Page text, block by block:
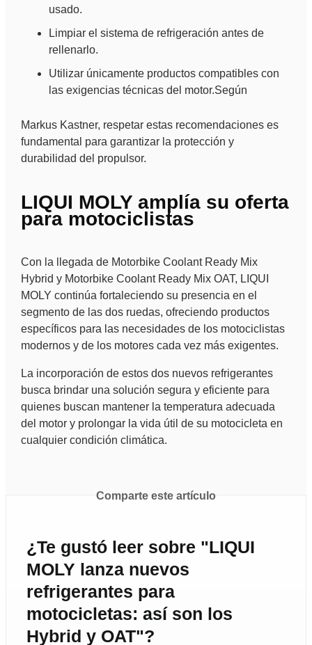
usado.
Limpiar el sistema de refrigeración antes de
rellenarlo.
Utilizar únicamente productos compatibles con
las exigencias técnicas del motor.Según
Markus Kastner, respetar estas recomendaciones es
fundamental para garantizar la protección y
durabilidad del propulsor.
LIQUI MOLY amplía su oferta
para motociclistas
Con la llegada de Motorbike Coolant Ready Mix
Hybrid y Motorbike Coolant Ready Mix OAT, LIQUI
MOLY continúa fortaleciendo su presencia en el
segmento de las dos ruedas, ofreciendo productos
específicos para las necesidades de los motociclistas
modernos y de los motores cada vez más exigentes.
La incorporación de estos dos nuevos refrigerantes
busca brindar una solución segura y eficiente para
quienes buscan mantener la temperatura adecuada
del motor y prolongar la vida útil de su motocicleta en
cualquier condición climática.
Comparte este artículo
¿Te gustó leer sobre "LIQUI
MOLY lanza nuevos
refrigerantes para
motocicletas: así son los
Hybrid y OAT"?